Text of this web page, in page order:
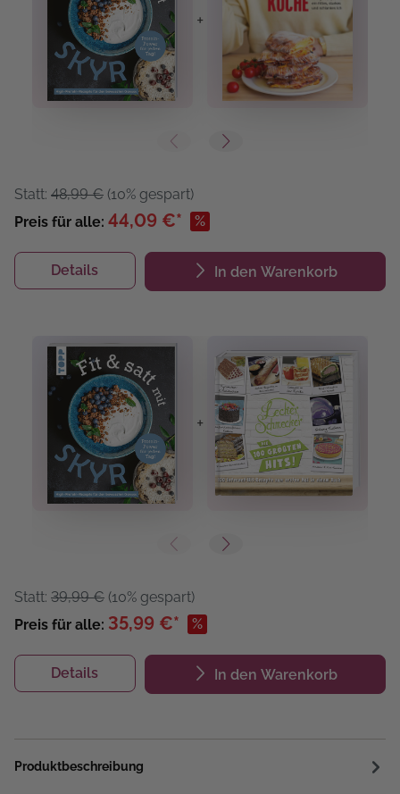
+
Statt: 48,99 € (10% gespart)
Preis für alle: 44,09 €* %
Details In den Warenkorb
+
Statt: 39,99 € (10% gespart)
Preis für alle: 35,99 €* %
Details In den Warenkorb
Produktbeschreibung